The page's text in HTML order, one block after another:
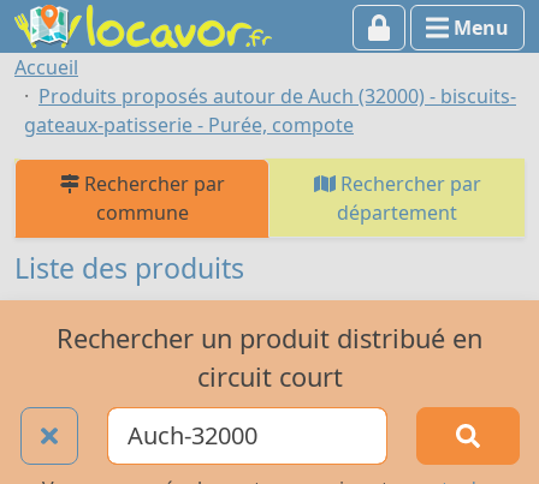
Menu
Accueil
Produits proposés autour de Auch (32000) - biscuits-
gateaux-patisserie - Purée, compote
Rechercher par
commune
Rechercher par
département
Liste des produits
Rechercher un produit distribué en
circuit court